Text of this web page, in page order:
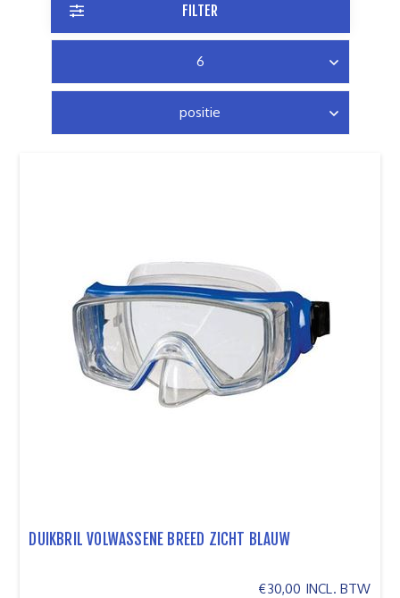
FILTER
DUIKBRIL VOLWASSENE BREED ZICHT BLAUW
€30,00 INCL. BTW